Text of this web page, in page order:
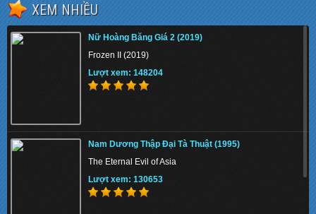
Tình Yêu Tìm Lại (2012)
Silver Linings Playbook
Lượt xem: 132377
Cuộc Phiêu Lưu Của Nhà Croods ()
The Croods
Lượt xem: 142230
XEM NHIỀU
Nữ Hoàng Băng Giá 2 (2019)
Frozen II (2019)
Lượt xem: 148204
Nam Dương Thập Đại Tà Thuật (1995)
The Eternal Evil of Asia
Lượt xem: 130653